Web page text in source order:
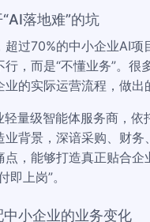
落地难”的坑
超过70%的中小企业AI项
行，而是“不懂业务”。很
的实际运营流程，做出
轻量级智能体服务商，依
业背景，深谙采购、财务
点，能够打造真正贴合企
即上岗”。
小企业的业务变化